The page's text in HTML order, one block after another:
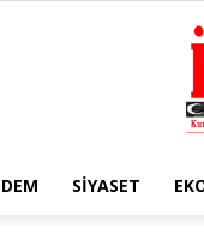
SIYASET